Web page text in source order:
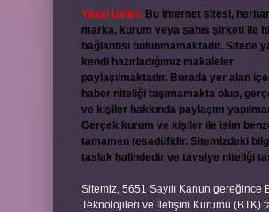
Yasal Uyarı: Bu internet sitesi,
marka, kurum veya şahıs şirketi ile
bağlantısı bulunmamaktadır. Sitede
kendi hazırladığımız makaleler
paylaşılmaktadır. Burada yer alan
haber niteliği taşımamakta olup,
ve kişiler hakkında paylaşım
Gerçek kurum ve kişiler ile isim
tamamen tesadüfidir. Sitemizdeki
taslak halindedir ve tavsiye niteliği
Sitemiz, 5651 Sayılı Kanun gereğince
Teknolojileri ve İletişim Kurumu (BTK)